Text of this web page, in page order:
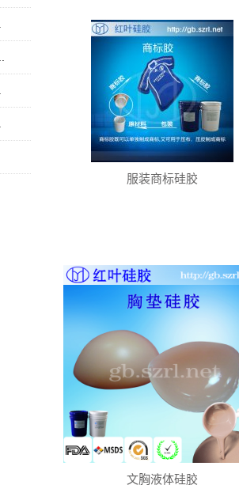
服装商标硅胶
文胸液体硅胶